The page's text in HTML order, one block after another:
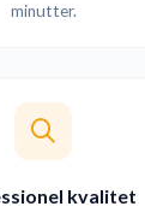
minutter.
kvalitet